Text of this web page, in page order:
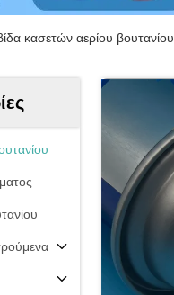
κασετών αερίου βουτανίου